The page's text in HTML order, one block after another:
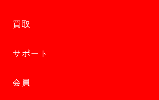
買取
サポート
会員